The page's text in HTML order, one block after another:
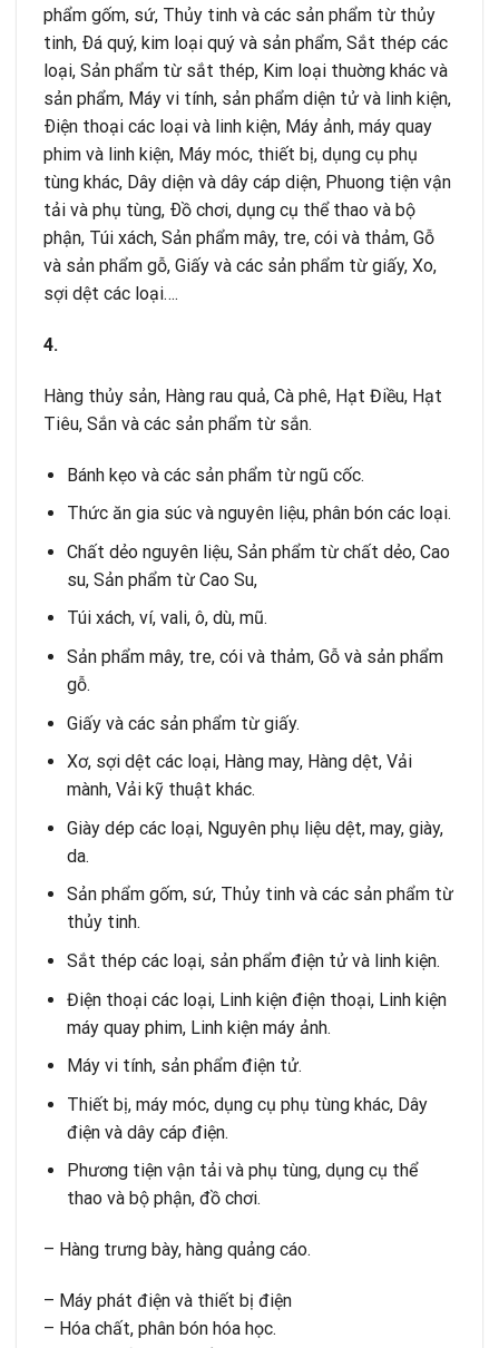
phẩm gốm, sứ, Thủy tinh và các sản phẩm từ thủy
tinh, Ðá quý, kim loại quý và sản phẩm, Sắt thép các
loại, Sản phẩm từ sắt thép, Kim loại thuờng khác và
sản phẩm, Máy vi tính, sản phẩm diện tử và linh kiện,
Ðiện thoại các loại và linh kiện, Máy ảnh, máy quay
phim và linh kiện, Máy móc, thiết bị, dụng cụ phụ
tùng khác, Dây diện và dây cáp diện, Phuong tiện vận
tải và phụ tùng, Ðồ chơi, dụng cụ thể thao và bộ
phận, Túi xách, Sản phẩm mây, tre, cói và thảm, Gỗ
và sản phẩm gỗ, Giấy và các sản phẩm từ giấy, Xo,
sợi dệt các loại….
4.
Hàng thủy sản, Hàng rau quả, Cà phê, Hạt Điều, Hạt
Tiêu, Sắn và các sản phẩm từ sắn.
Bánh kẹo và các sản phẩm từ ngũ cốc.
Thức ăn gia súc và nguyên liệu, phân bón các loại.
Chất dẻo nguyên liệu, Sản phẩm từ chất dẻo, Cao
su, Sản phẩm từ Cao Su,
Túi xách, ví, vali, ô, dù, mũ.
Sản phẩm mây, tre, cói và thảm, Gỗ và sản phẩm
gỗ.
Giấy và các sản phẩm từ giấy.
Xơ, sợi dệt các loại, Hàng may, Hàng dệt, Vải
mành, Vải kỹ thuật khác.
Giày dép các loại, Nguyên phụ liệu dệt, may, giày,
da.
Sản phẩm gốm, sứ, Thủy tinh và các sản phẩm từ
thủy tinh.
Sắt thép các loại, sản phẩm điện tử và linh kiện.
Điện thoại các loại, Linh kiện điện thoại, Linh kiện
máy quay phim, Linh kiện máy ảnh.
Máy vi tính, sản phẩm điện tử.
Thiết bị, máy móc, dụng cụ phụ tùng khác, Dây
điện và dây cáp điện.
Phương tiện vận tải và phụ tùng, dụng cụ thể
thao và bộ phận, đồ chơi.
– Hàng trưng bày, hàng quảng cáo.
– Máy phát điện và thiết bị điện
– Hóa chất, phân bón hóa học.